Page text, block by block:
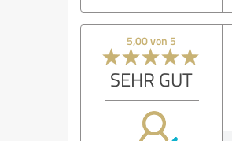
5,00 von 5
SEHR GUT